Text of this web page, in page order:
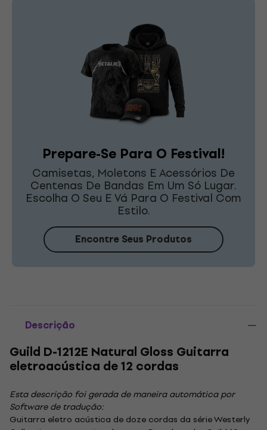
Prepare-Se Para O Festival!
Camisetas, Moletons E Acessórios De
Centenas De Bandas Em Um Só Lugar.
Escolha O Seu E Vá Para O Festival Com
Estilo.
Encontre Seus Produtos
Descrição
Guild D-1212E Natural Gloss Guitarra
eletroacústica de 12 cordas
Esta descrição foi gerada de maneira automática por
Software de tradução:
Guitarra eletro acústica de doze cordas da série Westerly